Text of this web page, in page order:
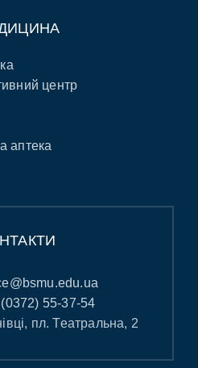
центр
аптека
(0372) 55-37-54
пл. Театральна, 2